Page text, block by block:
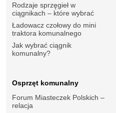
Rodzaje sprzęgieł w
ciągnikach – które wybrać
Ładowacz czołowy do mini
traktora komunalnego
Jak wybrać ciągnik
komunalny?
Osprzęt komunalny
Forum Miasteczek Polskich –
relacja